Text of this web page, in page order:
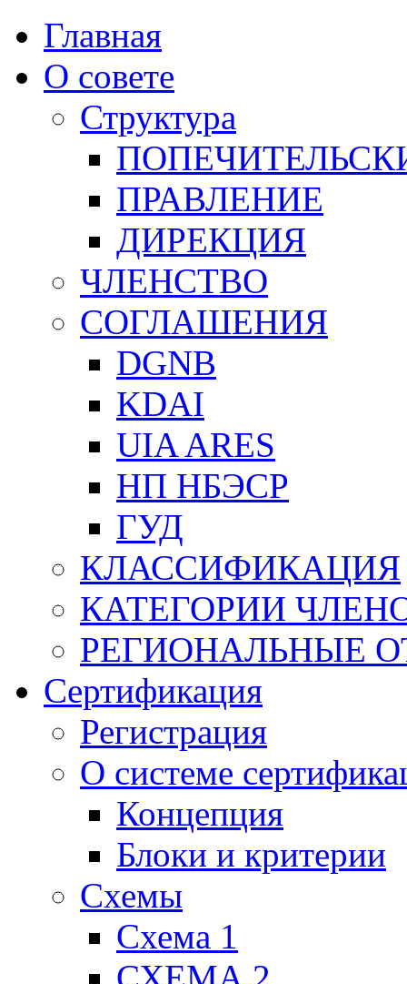
Главная
О совете
Структура
ПРАВЛЕНИЕ
ДИРЕКЦИЯ
ЧЛЕНСТВО
СОГЛАШЕНИЯ
DGNB
KDAI
UIA ARES
НП НБЭСР
ГУД
КЛАССИФИКАЦИЯ
КАТЕГОРИИ
РЕГИОНАЛЬНЫЕ
Сертификация
Регистрация
О системе
Концепция
Блоки и критерии
Схемы
Схема 1